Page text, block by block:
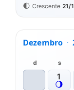
🌓 Crescente 21/
Dezembro ·
d s
1
🌖